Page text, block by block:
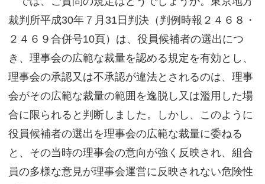
裁判所平成30年７月31日判決（判例時報２４６８・
２４６９合併号10頁）は、役員候補者の選出につ
き、理事会の広範な裁量を認める規定を有効とし、
理事会の承認又は不承認が違法とされるのは、理事
会がその広範な裁量の範囲を逸脱し又は濫用した場
合に限られると判断しました。しかし、このように
役員候補者の選出を理事会の広範な裁量に委ねる
と、その当時の理事会の意向が強く反映され、組合
員の多様な意見が理事会運営に反映されない危険性